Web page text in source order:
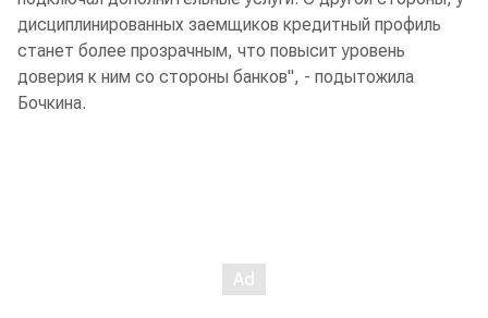
дисциплинированных заемщиков кредитный профиль
станет более прозрачным, что повысит уровень
доверия к ним со стороны банков", - подытожила
Бочкина.